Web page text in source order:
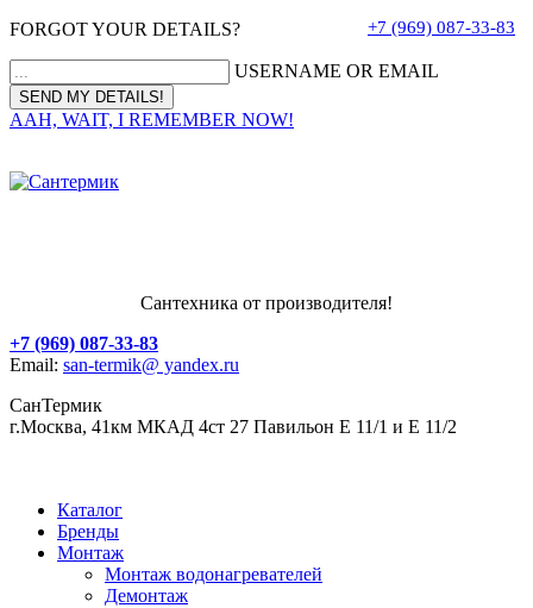
FORGOT YOUR DETAILS?
USERNAME OR EMAIL
AAH, WAIT, I REMEMBER NOW!
+7 (969) 087-33-83
Сантехника от производителя!
+7 (969) 087-33-83
Email: san-termik@ yandex.ru
СанТермик
г.Москва, 41км МКАД 4ст 27 Павильон Е 11/1 и Е 11/2
Каталог
Бренды
Монтаж
Монтаж водонагревателей
Демонтаж